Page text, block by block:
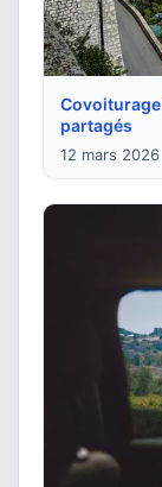
partagés
12 mars 2026